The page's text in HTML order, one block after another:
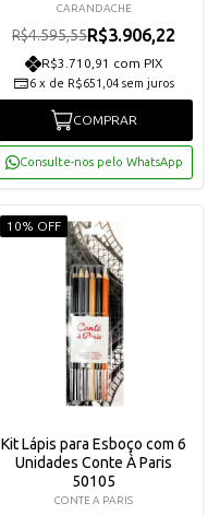
CARANDACHE
R$4.595,55R$3.906,22
R$3.710,91 com PIX
6 x de R$651,04 sem juros
COMPRAR
Consulte-nos pelo WhatsApp
10% OFF
Kit Lápis para Esboço com 6
Unidades Conte À Paris
50105
CONTE A PARIS